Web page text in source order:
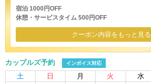
宿泊 1000円OFF
休憩・サービスタイム 500円OFF
クーポン内容をもっと見る
カップルズ予約 インボイス対応
土 日 月 火 水